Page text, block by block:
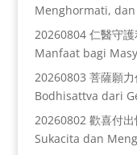
Menghormati,
20260804 仁醫守
Manfaat bagi
20260803 菩薩願
Bodhisattva dari
20260802 歡喜付
Sukacita dan